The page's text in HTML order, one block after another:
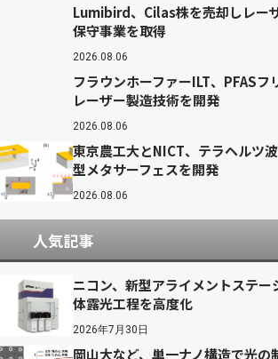
Lumibird、Cilas株を売却しレー
保守事業を取得
2026.08.06
フラウンホーファーILT、PFASフ
レーザー製造技術を開発
2026.08.06
東京農工大とNICT、テラヘルツ
型メタサーフェスを開発
2026.08.06
人気記事
ニコン、新型アライメントステ
体露光工程を高度化
2026年7月30日
岡山大など、単一ナノ構造で光